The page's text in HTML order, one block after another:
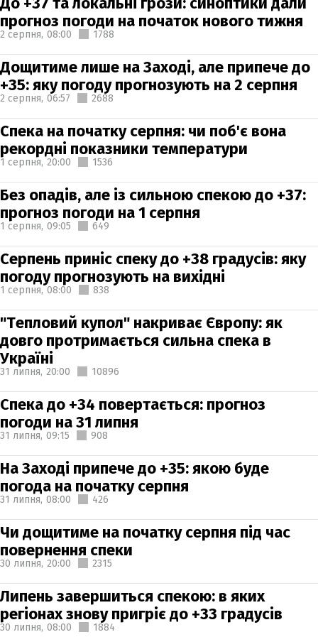
прогноз погоди на початок нового тижня
2 серпня, 08:00 1788
Дощитиме лише на Заході, але припече до
+35: яку погоду прогнозують на 2 серпня
2 серпня, 06:57 2688
Спека на початку серпня: чи поб'є вона
рекордні показники температури
1 серпня, 20:00 1536
Без опадів, але із сильною спекою до +37:
прогноз погоди на 1 серпня
1 серпня, 09:05 649
Серпень приніс спеку до +38 градусів: яку
погоду прогнозують на вихідні
1 серпня, 08:00 838
"Тепловий купол" накриває Європу: як
довго протримається сильна спека в
Україні
31 липня, 20:00 10896
Спека до +34 повертається: прогноз
погоди на 31 липня
31 липня, 09:15 908
На Заході припече до +35: якою буде
погода на початку серпня
31 липня, 08:00 426
Чи дощитиме на початку серпня під час
повернення спеки
30 липня, 20:00 2315
Липень завершиться спекою: в яких
регіонах знову пригріє до +33 градусів
30 липня, 08:00 1884